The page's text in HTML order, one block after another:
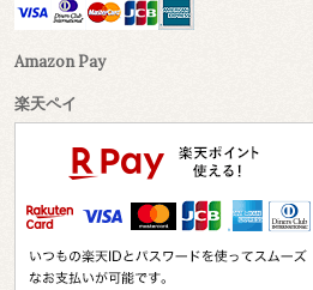
Amazon Pay
楽天ペイ